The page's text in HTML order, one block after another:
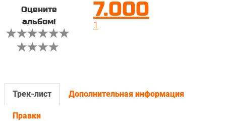
Оцените
альбом!
7.000
1
Трек-лист Дополнительная информация
Правки